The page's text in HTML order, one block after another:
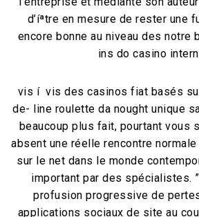
d’íªtre en mesure de rester une
encore bonne au niveau des notre
ins do casino
vis í vis des casinos fiat basés
de- line roulette da nought unique
beaucoup plus fait, pourtant vous
absent une réelle rencontre
sur le net dans le monde
important par des spécialistes.
profusion progressive de
applications sociaux de site au